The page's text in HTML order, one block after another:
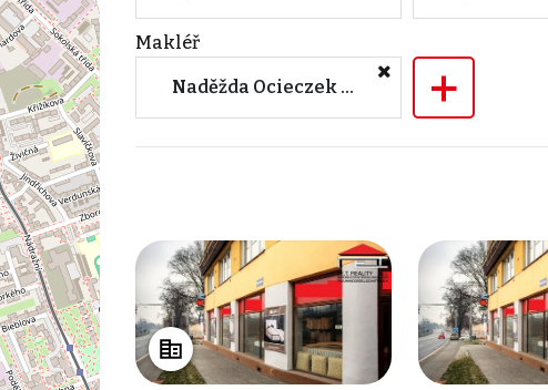
Makléř
Naděžda Ocieczek Niec (I.E.T. Reality, s.r.o. (Ostrava)) +